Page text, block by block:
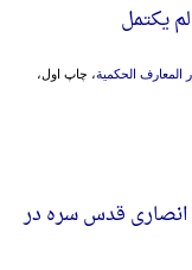
يكتمل
المعارف الحکمیة، چاپ اول،
قدس‌ سره‌ در